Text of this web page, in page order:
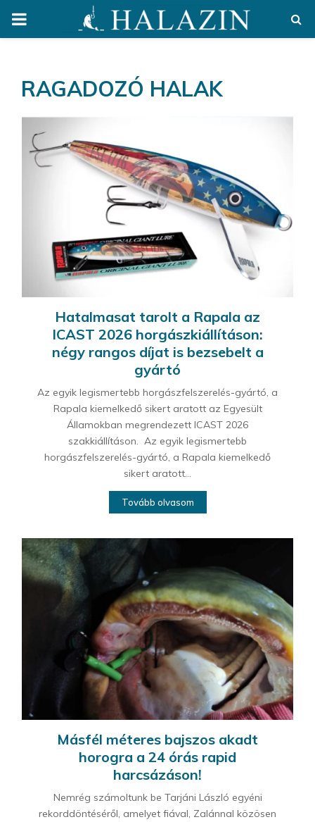
PRIMARY
RAGADOZÓ HALAK
Hatalmasat tarolt a Rapala az
ICAST 2026 horgászkiállításon:
négy rangos díjat is bezsebelt a
gyártó
Az egyik legismertebb horgászfelszerelés-gyártó, a
Rapala kiemelkedő sikert aratott az Egyesült
Államokban megrendezett ICAST 2026
szakkiállításon. Az egyik legismertebb
horgászfelszerelés-gyártó, a Rapala kiemelkedő
sikert aratott...
Tovább olvasom
Másfél méteres bajszos akadt
horogra a 24 órás rapid
harcsázáson!
Nemrég számoltunk be Tarjáni László egyéni
rekorddöntéséről, amelyet fiával, Zalánnal közösen